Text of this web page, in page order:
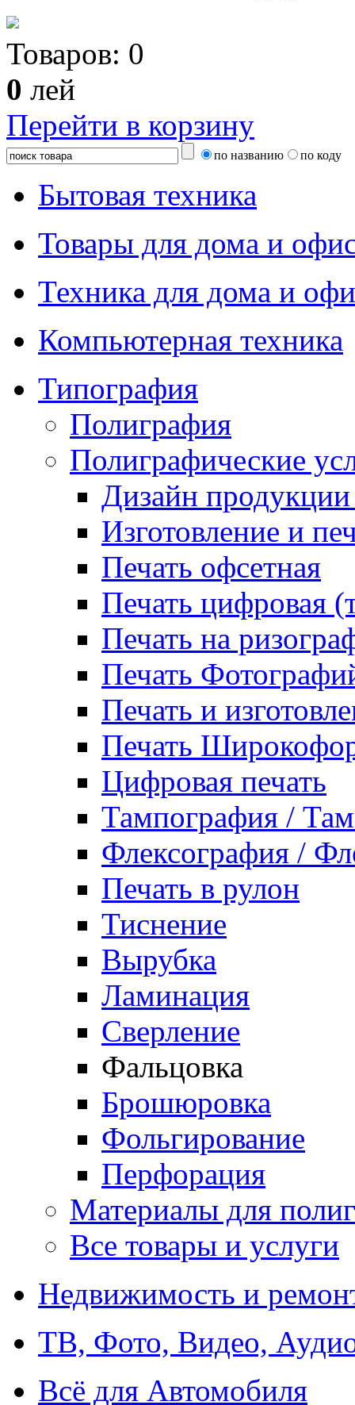
Товаров: 0
0 лей
Перейти в корзину
по названию по коду
Бытовая техника
Товары для дома и
Техника для дома и
Компьютерная техника
Типография
Полиграфия
Полиграфические
Дизайн
Изготовление и
Печать офсетная
Печать цифровая
Печать на
Печать
Печать и
Печать
Цифровая печать
Тампография /
Флексография /
Печать в рулон
Тиснение
Вырубка
Ламинация
Сверление
Фальцовка
Брошюровка
Фольгирование
Перфорация
Материалы для
Все товары и услуги
Недвижимость и
ТВ, Фото, Видео,
Всё для Автомобиля